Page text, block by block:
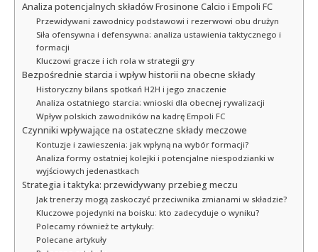
Analiza potencjalnych składów Frosinone Calcio i Empoli FC
Przewidywani zawodnicy podstawowi i rezerwowi obu drużyn
Siła ofensywna i defensywna: analiza ustawienia taktycznego i
formacji
Kluczowi gracze i ich rola w strategii gry
Bezpośrednie starcia i wpływ historii na obecne składy
Historyczny bilans spotkań H2H i jego znaczenie
Analiza ostatniego starcia: wnioski dla obecnej rywalizacji
Wpływ polskich zawodników na kadrę Empoli FC
Czynniki wpływające na ostateczne składy meczowe
Kontuzje i zawieszenia: jak wpłyną na wybór formacji?
Analiza formy ostatniej kolejki i potencjalne niespodzianki w
wyjściowych jedenastkach
Strategia i taktyka: przewidywany przebieg meczu
Jak trenerzy mogą zaskoczyć przeciwnika zmianami w składzie?
Kluczowe pojedynki na boisku: kto zadecyduje o wyniku?
Polecamy również te artykuły:
Polecane artykuły